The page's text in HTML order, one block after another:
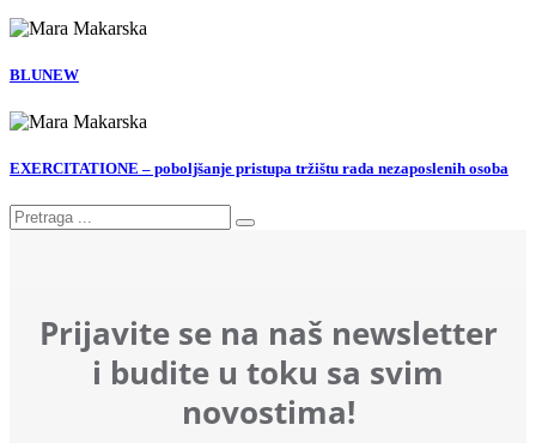
BLUNEW
EXERCITATIONE – poboljšanje pristupa tržištu rada nezaposlenih osoba
Prijavite se na naš newsletter
i budite u toku sa svim
novostima!